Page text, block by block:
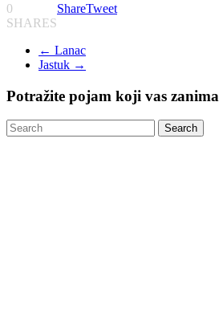
0
SHARES
ShareTweet
← Lanac
Jastuk →
Potražite pojam koji vas zanima